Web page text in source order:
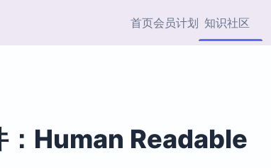
首页会员计划 知识社区
协作者
Human Readable